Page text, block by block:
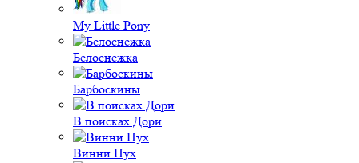
My Little Pony
Белоснежка
Барбоскины
В поисках Дори
Винни Пух